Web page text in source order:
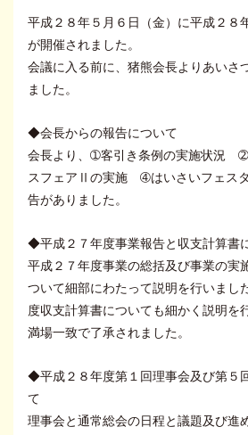
平成２８年５月６日（金）に平成２８
が開催されました。
会議に入る前に、猪熊会長よりあいさ
ました。
◆会長からの報告について
会長より、➀客引き条例の実施状況
スフェアⅡの実施 ➃はいさいフェス
告がありました。
◆平成２７年度事業報告と収支計算書
平成２７年度事業の総括及び事業の実
ついて細部にわたって説明を行いまし
度収支計算書についても細かく説明を
満場一致で了承されました。
◆平成２８年度第１回理事会及び第５
て
理事会と通常総会の日程と議題及び進